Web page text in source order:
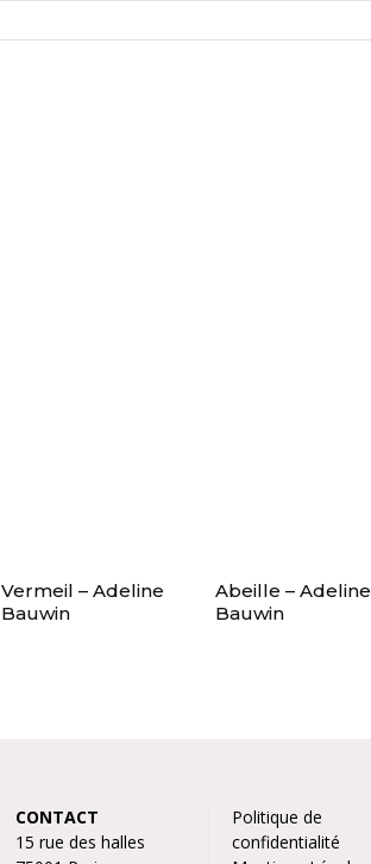
Vermeil – Adeline
Bauwin
Abeille – Adeline
Bauwin
CONTACT
15 rue des halles
Politique de
confidentialité